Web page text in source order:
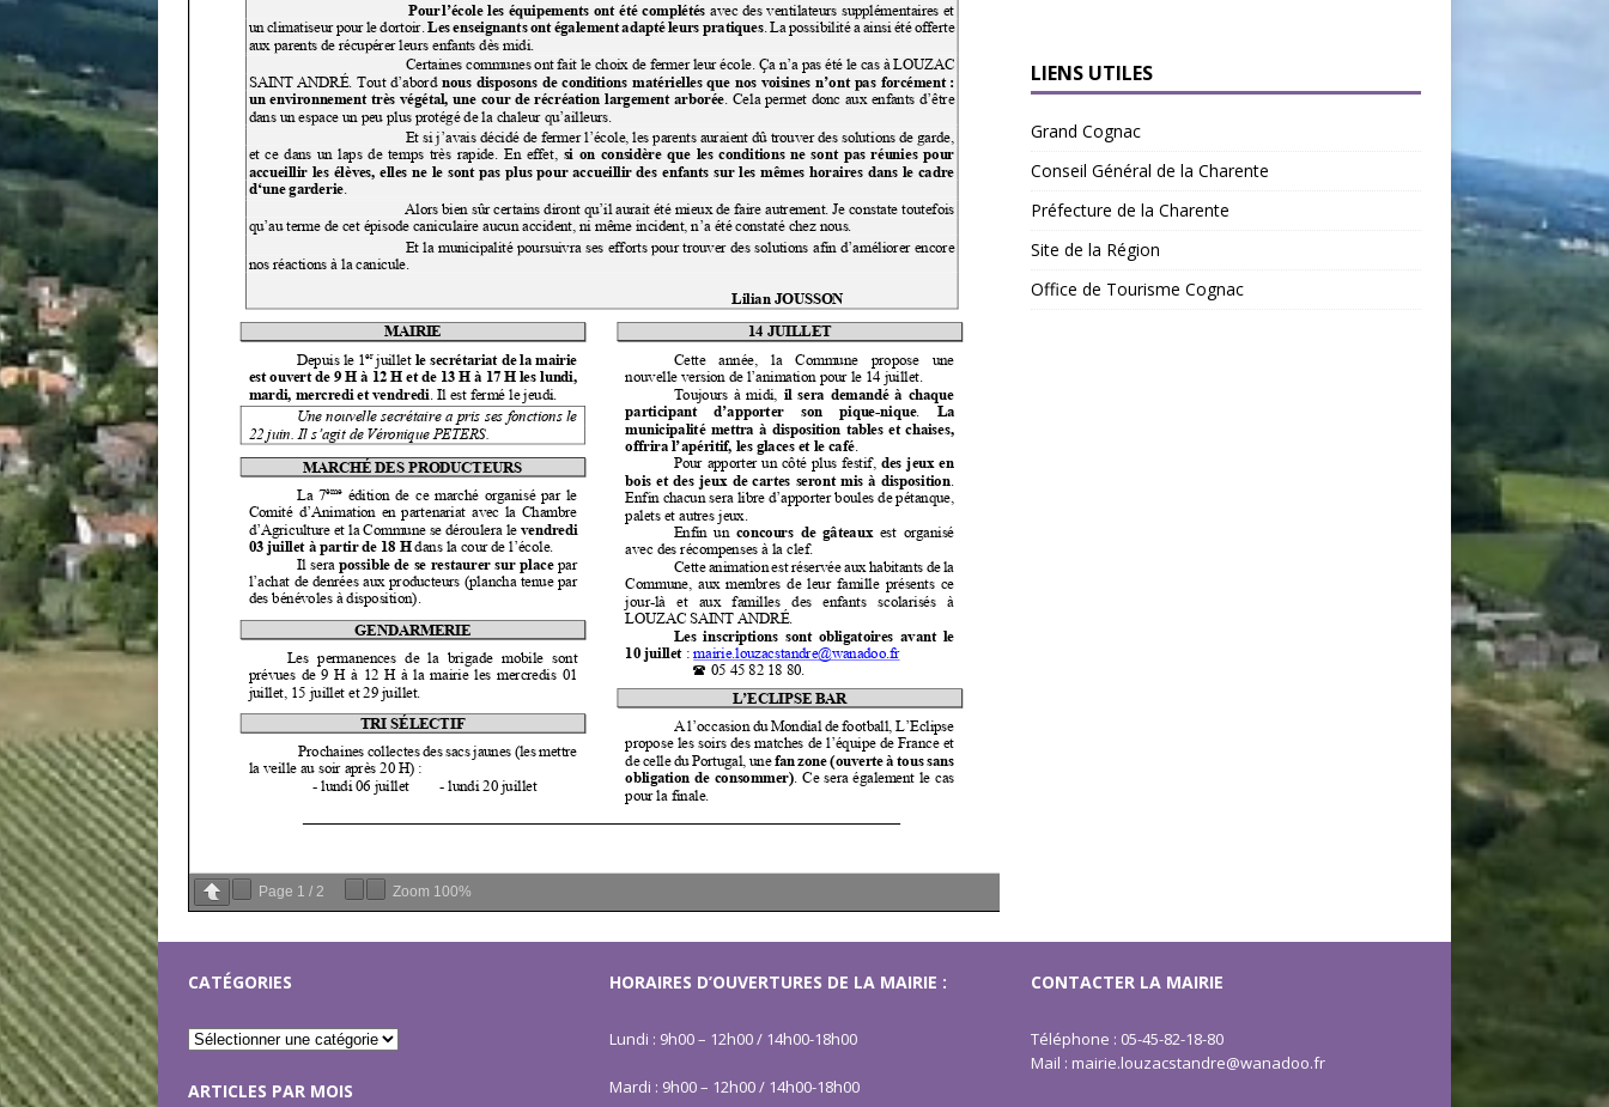
Page 1 / 2 Zoom 100%
LIENS UTILES
Grand Cognac
Conseil Général de la Charente
Préfecture de la Charente
Site de la Région
Office de Tourisme Cognac
CATÉGORIES
ARTICLES PAR MOIS
HORAIRES D’OUVERTURES DE LA MAIRIE :
Lundi : 9h00 – 12h00 / 14h00-18h00
Mardi : 9h00 – 12h00 / 14h00-18h00
CONTACTER LA MAIRIE
Téléphone : 05-45-82-18-80
Mail : mairie.louzacstandre@wanadoo.fr